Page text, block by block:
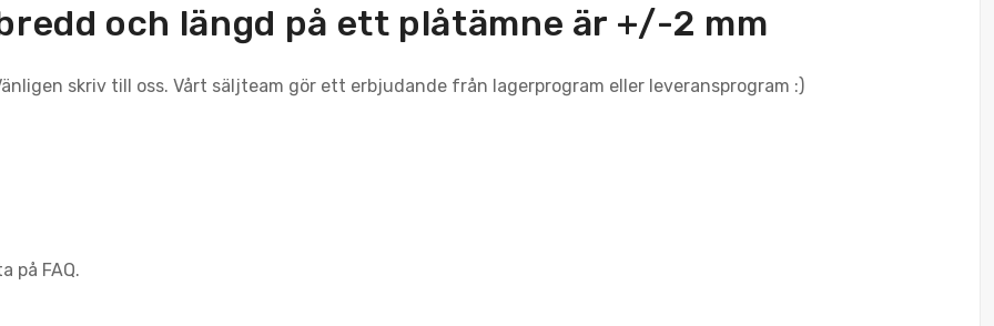
och längd på ett plåtämne är +/-2 mm
skriv till oss. Vårt säljteam gör ett erbjudande från lagerprogram eller leveransprogram :)
på FAQ.